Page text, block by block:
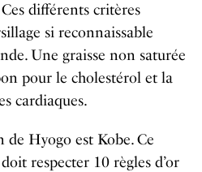
différents critères
si reconnaissable
Une graisse non saturée
pour le cholestérol et la
cardiaques.
de Hyogo est Kobe. Ce
respecter 10 règles d’or